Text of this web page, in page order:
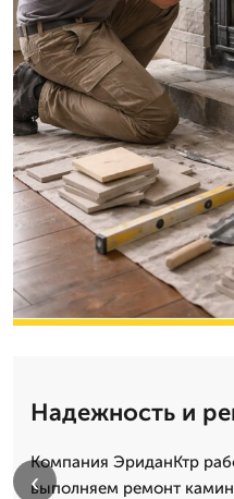
Надежность и
Компания ЭриданКтр
выполняем ремонт
‹